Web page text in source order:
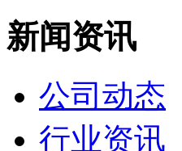
新闻资讯
公司动态
行业资讯